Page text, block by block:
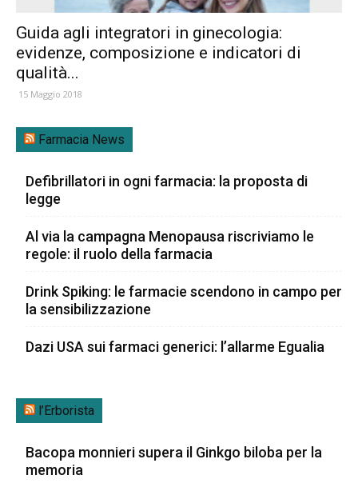
Guida agli integratori in ginecologia:
evidenze, composizione e indicatori di
qualità...
15 Maggio 2018
Farmacia News
Defibrillatori in ogni farmacia: la proposta di
legge
Al via la campagna Menopausa riscriviamo le
regole: il ruolo della farmacia
Drink Spiking: le farmacie scendono in campo per
la sensibilizzazione
Dazi USA sui farmaci generici: l’allarme Egualia
l’Erborista
Bacopa monnieri supera il Ginkgo biloba per la
memoria